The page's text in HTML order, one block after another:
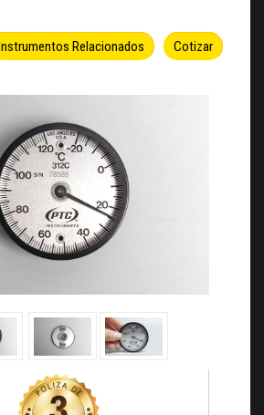
Cotizar
Instrumentos Relacionados